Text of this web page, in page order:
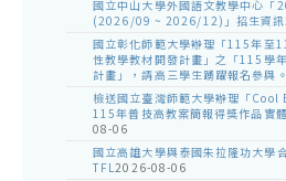
國立中山大學外國語文教學中心「
(2026/09 ~ 2026/12)」招生資訊
國立彰化師範大學辦理「115年至
性教學教材開發計畫」之「115學
計畫」，請高三學生踴躍報名參與。
檢送國立臺灣師範大學辦理「
115年普技高教案簡報得獎作品實
08-06
國立高雄大學與泰國朱拉隆功大學
TFL2026-08-06